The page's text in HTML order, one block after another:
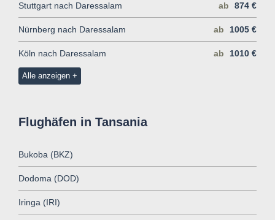
Stuttgart nach Daressalam ab 874 €
Nürnberg nach Daressalam ab 1005 €
Köln nach Daressalam ab 1010 €
Alle anzeigen
Flughäfen in Tansania
Bukoba (BKZ)
Dodoma (DOD)
Iringa (IRI)